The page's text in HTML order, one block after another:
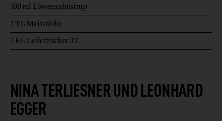
NINA TERLIESNER UND LEONHARD
EGGER
100ml Löwenzahnsirup
1 TLMaisstärke
1 ELGelierzucker3:1